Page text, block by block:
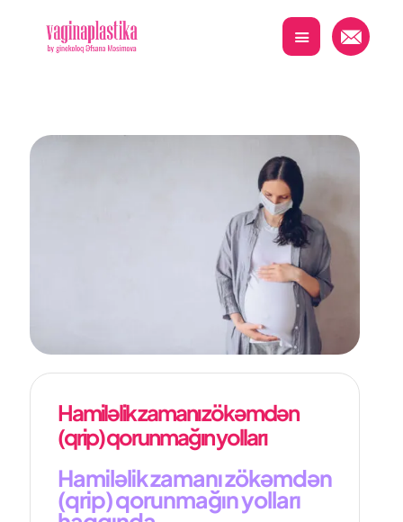
Hamiləlik zamanı zökəmdən
(qrip) qorunmağın yolları
Hamiləlik zamanı zökəmdən
(qrip) qorunmağın yolları